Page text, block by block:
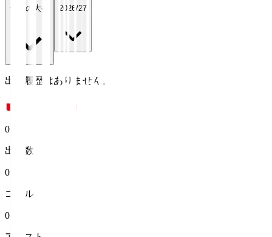
全ての大会 2026/27
出場履歴はありません。
0
出場数
0
ゴール
0